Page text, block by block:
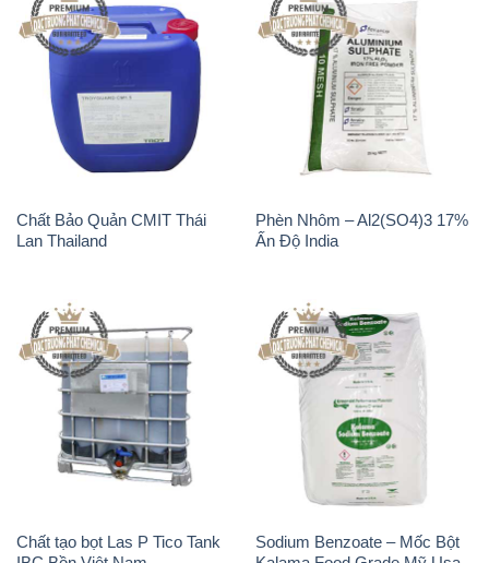
Chất Bảo Quản CMIT Thái
Lan Thailand
Phèn Nhôm – Al2(SO4)3 17%
Ấn Độ India
Chất tạo bọt Las P Tico Tank
Sodium Benzoate – Mốc Bột